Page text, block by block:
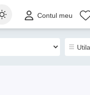
Contul meu